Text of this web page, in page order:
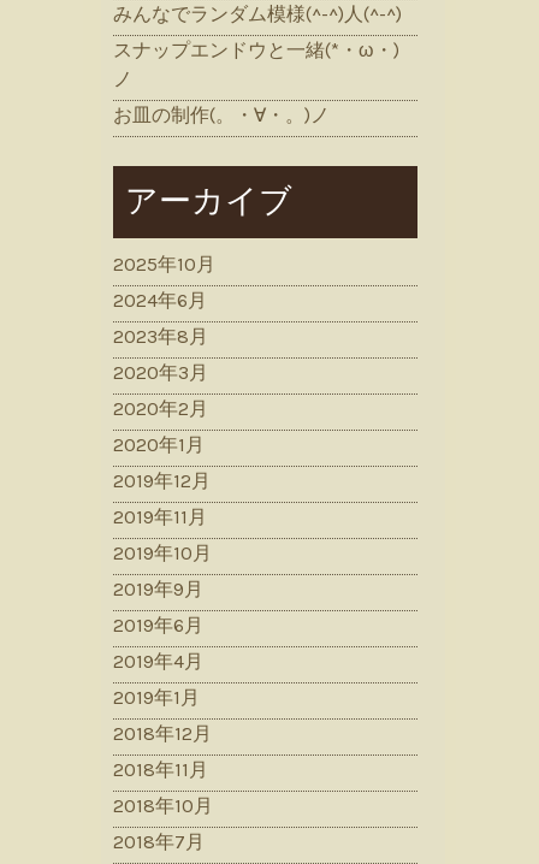
みんなでランダム模様(^-^)人(^-^)
スナップエンドウと一緒(*・ω・)
ノ
お皿の制作(。・∀・。)ノ
アーカイブ
2025年10月
2024年6月
2023年8月
2020年3月
2020年2月
2020年1月
2019年12月
2019年11月
2019年10月
2019年9月
2019年6月
2019年4月
2019年1月
2018年12月
2018年11月
2018年10月
2018年7月